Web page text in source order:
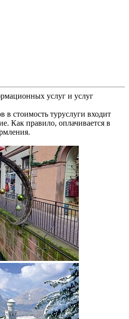
услуг и услуг
в стоимость туруслуги входит
Как правило, оплачивается в